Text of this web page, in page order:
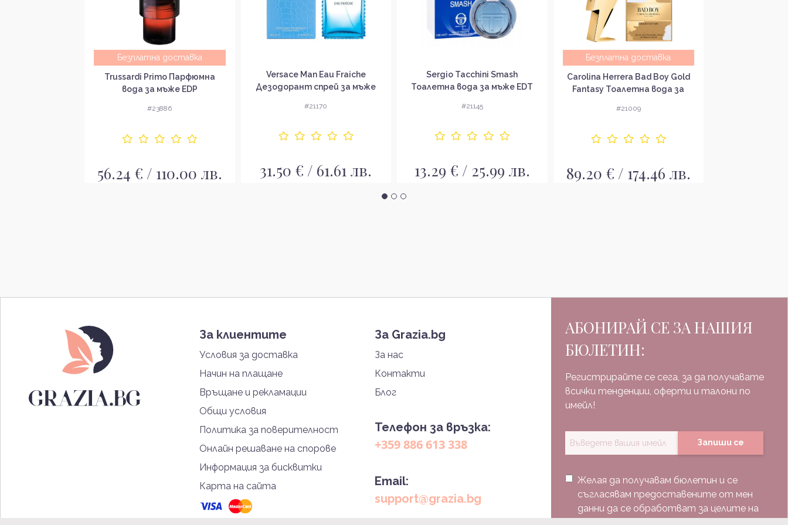
Безплатна доставка
Trussardi Primo Парфюмна
вода за мъже EDP
#23886
56.24 € / 110.00 лв.
Versace Man Eau Fraiche
Дезодорант спрей за мъже
#21170
31.50 € / 61.61 лв.
Sergio Tacchini Smash
Тоалетна вода за мъже EDT
#21145
13.29 € / 25.99 лв.
Безплатна доставка
Carolina Herrera Bad Boy Gold
Fantasy Тоалетна вода за
#21009
89.20 € / 174.46 лв.
За клиентите
Условия за доставка
Начин на плащане
Връщане и рекламации
Общи условия
Политика за поверителност
Онлайн решаване на спорове
Информация за бисквитки
Карта на сайта
За Grazia.bg
За нас
Контакти
Блог
Телефон за връзка:
+359 886 613 338
Email:
support@grazia.bg
АБОНИРАЙ СЕ ЗА НАШИЯ
БЮЛЕТИН:
Регистрирайте се сега, за да получавате
всички тенденции, оферти и талони по
имейл!
Запиши се
Желая да получавам бюлетин и се
съгласявам предоставените от мен
данни да се обработват за целите на